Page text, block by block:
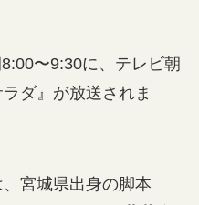
〜9:30に、テレビ朝
ダ』が放送されま
宮城県出身の脚本